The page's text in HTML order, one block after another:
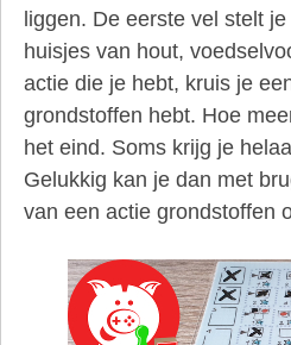
liggen. De eerste vel stelt
huisjes van hout,
actie die je hebt, kruis je
grondstoffen hebt. Hoe
het eind. Soms krijg je
Gelukkig kan je dan met
van een actie grondstoffen